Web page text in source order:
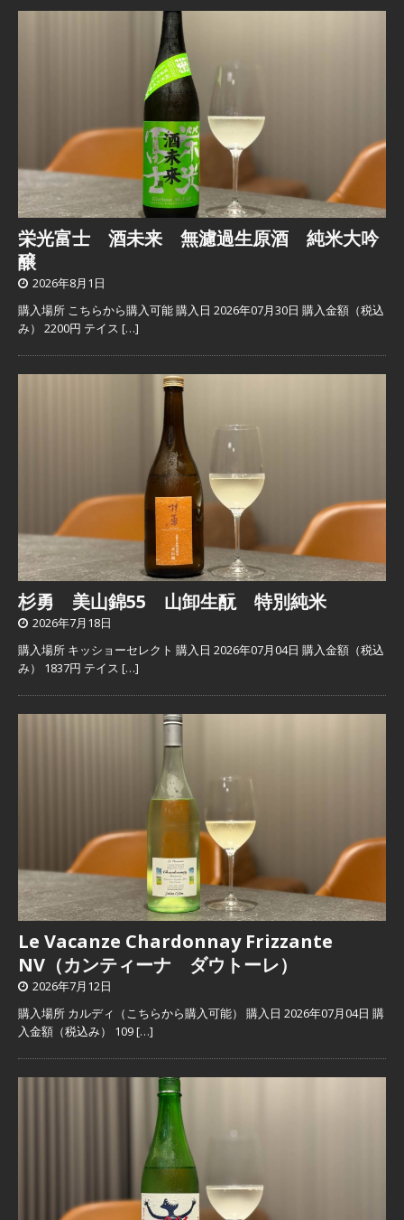
栄光富士 酒未来 無濾過生原酒 純米大吟
醸
2026年8月1日
購入場所 こちらから購入可能 購入日 2026年07月30日 購入金額（税込
み） 2200円 テイス […]
杉勇 美山錦55 山卸生酛 特別純米
2026年7月18日
購入場所 キッショーセレクト 購入日 2026年07月04日 購入金額（税込
み） 1837円 テイス […]
Le Vacanze Chardonnay Frizzante
NV（カンティーナ ダウトーレ）
2026年7月12日
購入場所 カルディ（こちらから購入可能） 購入日 2026年07月04日 購
入金額（税込み） 109[…]